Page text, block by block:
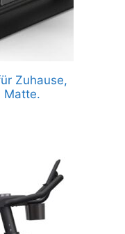
Zuhause,
Matte.